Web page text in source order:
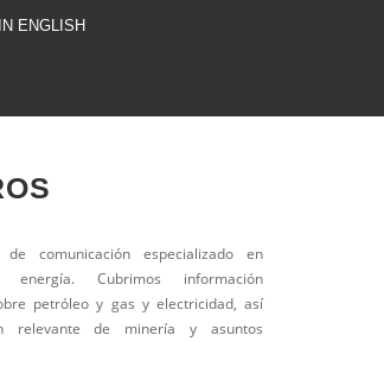
ENGLISH
comunicación especializado en
energía. Cubrimos información
petróleo y gas y electricidad, así
relevante de minería y asuntos